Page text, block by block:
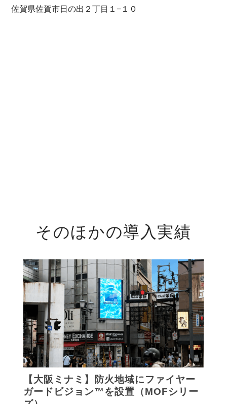
佐賀県佐賀市日の出２丁目１−１０
そのほかの導入実績
【大阪ミナミ】防火地域にファイヤー
ガードビジョン™を設置（MOFシリー